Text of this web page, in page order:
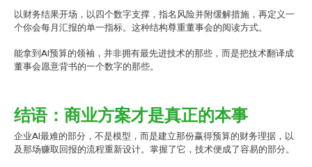
以财务结果开场，以四个数字支撑，指名风险并附缓解措施，再定义一
个你会每月汇报的单一指标。这种结构尊重董事会的阅读方式。
能拿到AI预算的领袖，并非拥有最先进技术的那些，而是把技术翻译成
董事会愿意背书的一个数字的那些。
结语：商业方案才是真正的本事
企业AI最难的部分，不是模型，而是建立那份赢得预算的财务理据，以
及那场赚取回报的流程重新设计。掌握了它，技术便成了容易的部分。